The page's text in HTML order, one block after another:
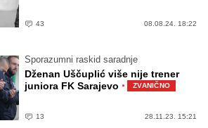
43 08.08.24. 18:22
Sporazumni raskid saradnje
Dženan Uščuplić više nije trener
juniora FK Sarajevo · ZVANIČNO
13 28.11.23. 15:21